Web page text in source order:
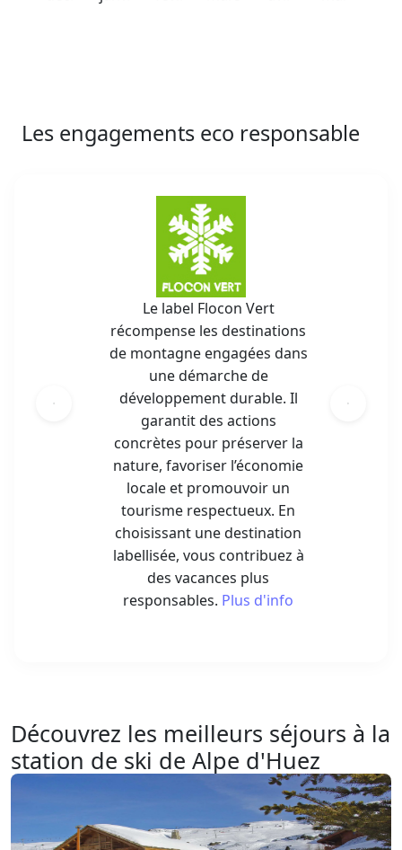
Les engagements eco responsable
Le label Flocon Vert
récompense les destinations
de montagne engagées dans
une démarche de
développement durable. Il
garantit des actions
concrètes pour préserver la
nature, favoriser l’économie
locale et promouvoir un
tourisme respectueux. En
choisissant une destination
labellisée, vous contribuez à
des vacances plus
responsables. Plus d'info
Découvrez les meilleurs séjours à la
station de ski de Alpe d'Huez